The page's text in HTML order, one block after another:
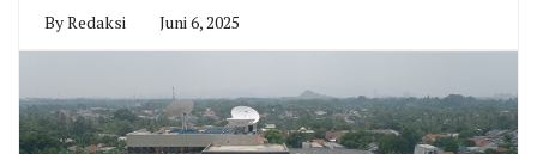
ByRedaksi Juni 6, 2025